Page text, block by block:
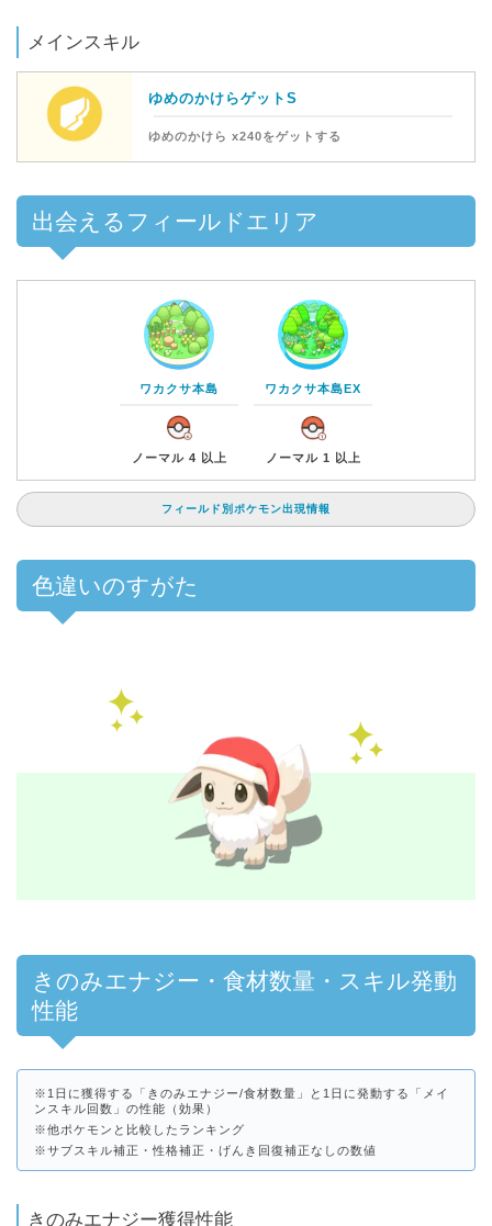
メインスキル
ゆめのかけらゲットS
ゆめのかけら x240をゲットする
出会えるフィールドエリア
ワカクサ本島
ノーマル 4 以上
ワカクサ本島EX
ノーマル 1 以上
フィールド別ポケモン出現情報
色違いのすがた
きのみエナジー・食材数量・スキル発動
性能
※1日に獲得する「きのみエナジー/食材数量」と1日に発動する「メイ
ンスキル回数」の性能（効果）
※他ポケモンと比較したランキング
※サブスキル補正・性格補正・げんき回復補正なしの数値
きのみエナジー獲得性能